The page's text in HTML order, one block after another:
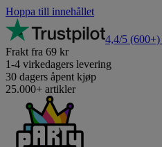
Hoppa till innehållet
4,4/5 (600+)
Frakt fra 69 kr
1-4 virkedagers levering
30 dagers åpent kjøp
25.000+ artikler